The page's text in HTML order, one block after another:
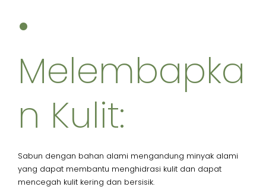
•
Melembapka
n Kulit:
Sabun dengan bahan alami mengandung minyak alami
yang dapat membantu menghidrasi kulit dan dapat
mencegah kulit kering dan bersisik.